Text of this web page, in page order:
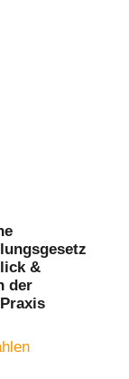
&
der